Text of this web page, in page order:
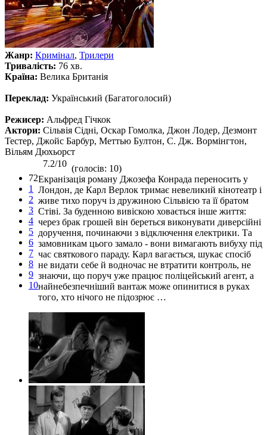
Жанр: Кримінал, Трилери
Тривалість: 76 хв.
Країна: Велика Британія
Переклад: Український (Багатоголосий)
Режисер: Альфред Гічкок
Актори: Cільвія Сідні, Оскар Гомолка, Джон Лодер, Дезмонт
Тестер, Джойс Барбур, Меттью Бултон, С. Дж. Вормінгтон,
Вільям Дюхьорст
72
1
2
3
4
5
6
7
8
9
10
7.2/10 (голосів: 10)
Екранізація роману Джозефа Конрада переносить у
Лондон, де Карл Верлок тримає невеликий кінотеатр і
живе тихо поруч із дружиною Сільвією та її братом
Стіві. За буденною вивіскою ховається інше життя:
через брак грошей він береться виконувати диверсійні
доручення, починаючи з відключення електрики. Та
замовникам цього замало - вони вимагають вибуху під
час святкового параду. Карл вагається, шукає спосіб
не видати себе й водночас не втратити контроль, не
знаючи, що поруч уже працює поліцейський агент, а
найнебезпечніший вантаж може опинитися в руках
того, хто нічого не підозрює …